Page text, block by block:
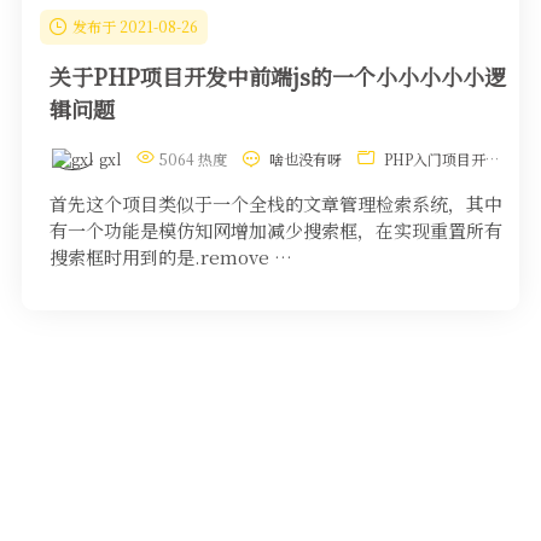
发布于 2021-08-26
关于PHP项目开发中前端js的一个小小小小小逻
辑问题
gxl 5064 热度 啥也没有呀 PHP入门项目开发问题
首先这个项目类似于一个全栈的文章管理检索系统，其中
有一个功能是模仿知网增加减少搜索框，在实现重置所有
搜索框时用到的是.remove …